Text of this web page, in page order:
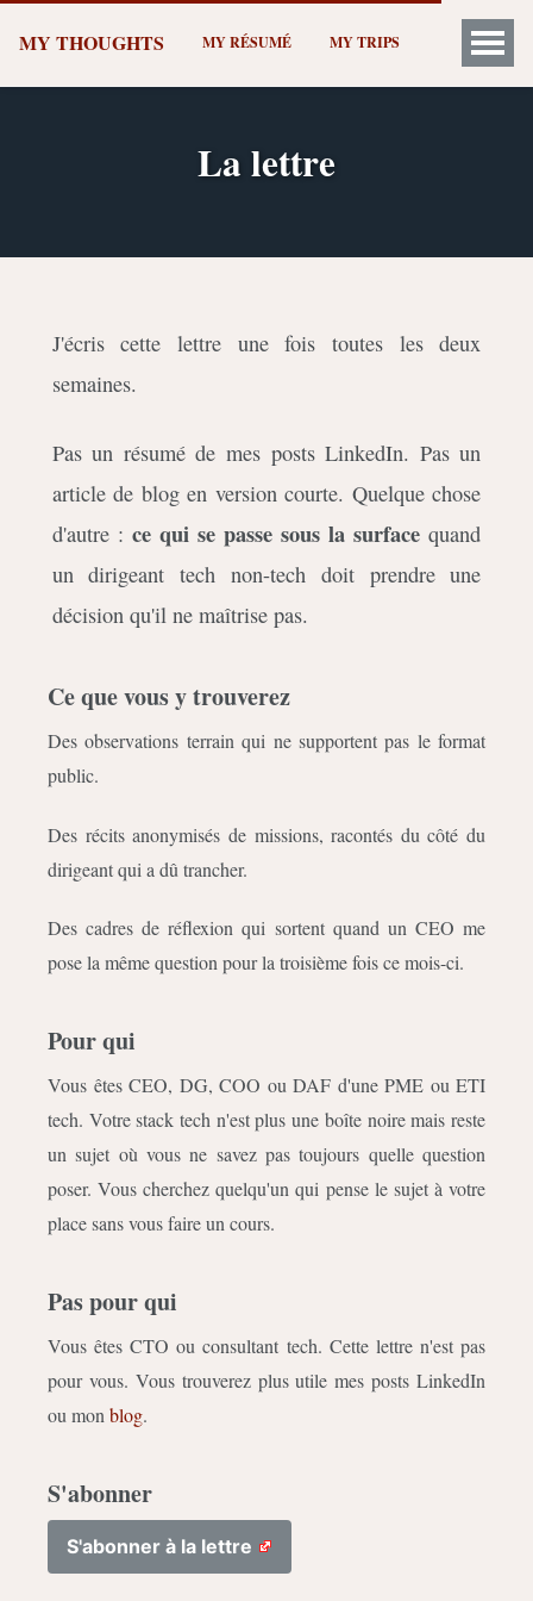
MY THOUGHTS MY RÉSUMÉ MY TRIPS
La lettre
J'écris cette lettre une fois toutes les deux
semaines.
Pas un résumé de mes posts LinkedIn. Pas un
article de blog en version courte. Quelque chose
d'autre : ce qui se passe sous la surface quand
un dirigeant tech non-tech doit prendre une
décision qu'il ne maîtrise pas.
Ce que vous y trouverez
Des observations terrain qui ne supportent pas le format
public.
Des récits anonymisés de missions, racontés du côté du
dirigeant qui a dû trancher.
Des cadres de réflexion qui sortent quand un CEO me
pose la même question pour la troisième fois ce mois-ci.
Pour qui
Vous êtes CEO, DG, COO ou DAF d'une PME ou ETI
tech. Votre stack tech n'est plus une boîte noire mais reste
un sujet où vous ne savez pas toujours quelle question
poser. Vous cherchez quelqu'un qui pense le sujet à votre
place sans vous faire un cours.
Pas pour qui
Vous êtes CTO ou consultant tech. Cette lettre n'est pas
pour vous. Vous trouverez plus utile mes posts LinkedIn
ou monblog.
S'abonner
S'abonner à la lettre